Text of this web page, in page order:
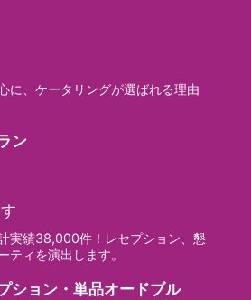
に、ケータリングが選ばれる理由
ン
実績38,000件！レセプション、懇
ティを演出します。
ョン・単品オードブル